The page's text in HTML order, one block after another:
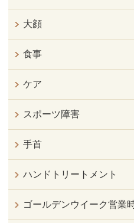
大顔
食事
ケア
スポーツ障害
手首
ハンドトリートメント
ゴールデンウイーク営業